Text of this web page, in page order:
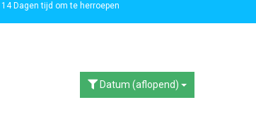
UW WINKELWAGEN IS LEEG.
14 Dagen tijd om te herroepen
Datum (aflopend)